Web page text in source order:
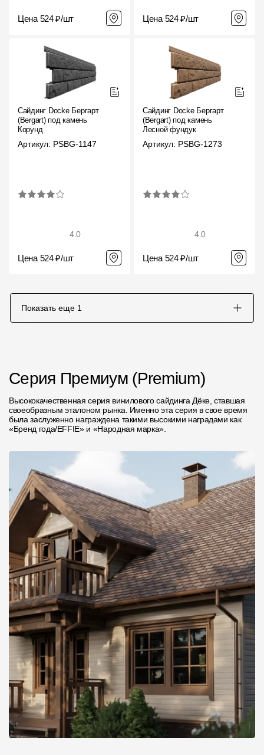
Цена 524 ₽/шт Цена 524 ₽/шт
Сайдинг Docke Бергарт
(Bergart) под камень
Корунд
Артикул: PSBG-1147
4.0
Цена 524 ₽/шт
Сайдинг Docke Бергарт
(Bergart) под камень
Лесной фундук
Артикул: PSBG-1273
4.0
Цена 524 ₽/шт
Показать еще 1
Серия Премиум (Premium)
Высококачественная серия винилового сайдинга Дёке, ставшая
своеобразным эталоном рынка. Именно эта серия в свое время
была заслуженно награждена такими высокими наградами как
«Бренд года/EFFIE» и «Народная марка».